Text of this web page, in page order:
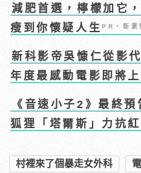
減肥首選，檸檬加它
瘦到你懷疑人生PR・新素
新科影帝吳慷仁從影
年度最感動電影即將上
《音速小子2》最終
狐狸「塔爾斯」力抗
村裡來了個暴走女外科